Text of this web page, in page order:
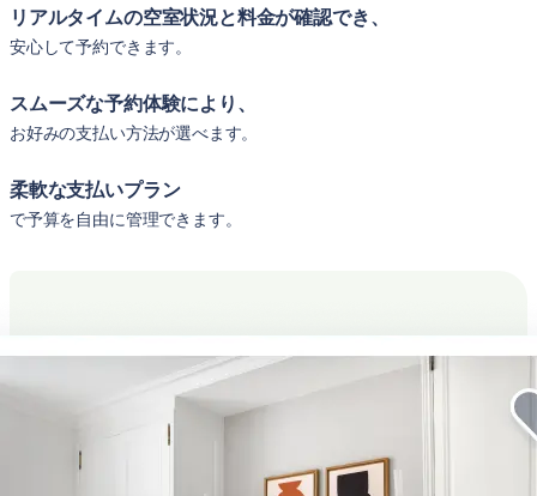
リアルタイムの空室状況と料金が確認でき、
安心して予約できます。
スムーズな予約体験により、
お好みの支払い方法が選べます。
柔軟な支払いプラン
で予算を自由に管理できます。